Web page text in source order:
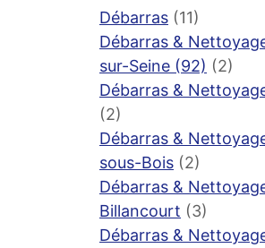
Débarras (11)
Débarras &
sur-Seine (92) (2)
Débarras &
(2)
Débarras &
sous-Bois (2)
Débarras &
Billancourt (3)
Débarras &